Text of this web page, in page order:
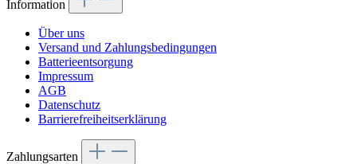
Information
Über uns
Versand und Zahlungsbedingungen
Batterieentsorgung
Impressum
AGB
Datenschutz
Barrierefreiheitserklärung
Zahlungsarten